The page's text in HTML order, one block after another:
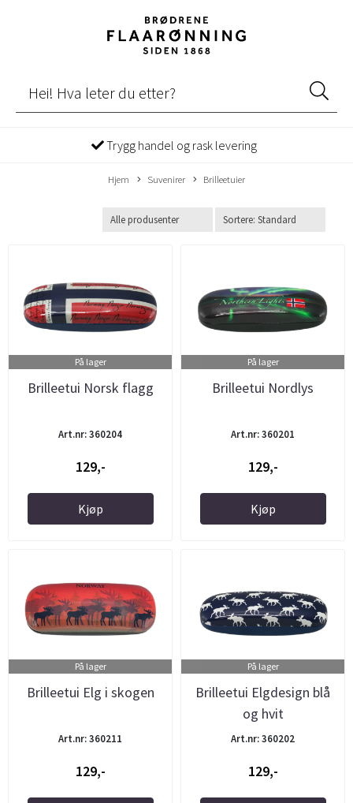
Trygg handel og rask levering
Hjem Suvenirer Brilleetuier
På lager
Brilleetui Norsk flagg
Art.nr: 360204
129,-
Kjøp
På lager
Brilleetui Nordlys
Art.nr: 360201
129,-
Kjøp
På lager
Brilleetui Elg i skogen
Art.nr: 360211
129,-
På lager
Brilleetui Elgdesign blå
og hvit
Art.nr: 360202
129,-